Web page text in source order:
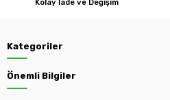
Kategoriler
Önemli Bilgiler